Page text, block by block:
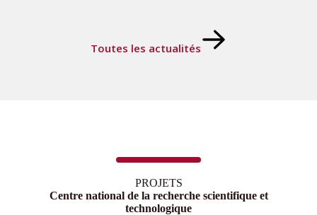
Toutes les actualités
PROJETS
Centre national de la recherche scientifique et
technologique